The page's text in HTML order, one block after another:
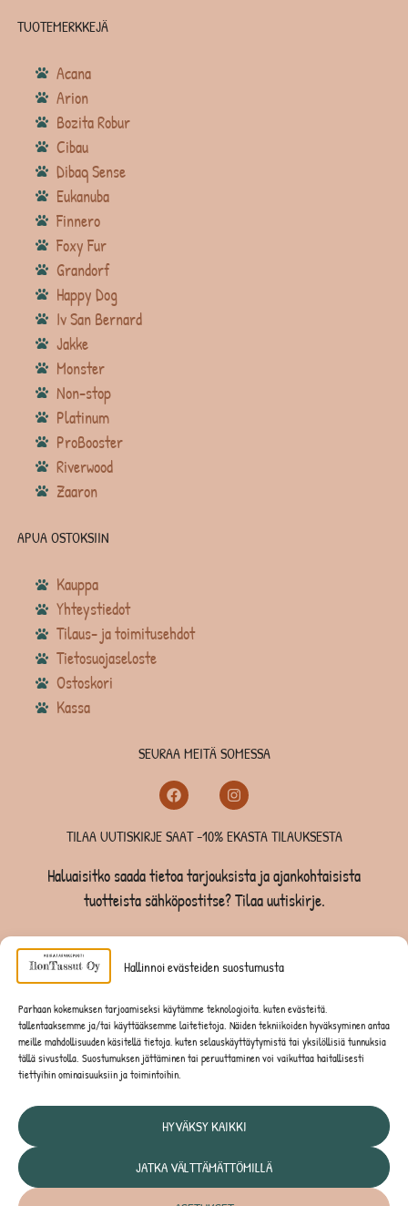
Hallinnoi evästeiden suostumusta
Parhaan kokemuksen tarjoamiseksi käytämme teknologioita, kuten evästeitä,
tallentaaksemme ja/tai käyttääksemme laitetietoja. Näiden tekniikoiden hyväksyminen antaa
meille mahdollisuuden käsitellä tietoja, kuten selauskäyttäytymistä tai yksilöllisiä tunnuksia
tällä sivustolla. Suostumuksen jättäminen tai peruuttaminen voi vaikuttaa haitallisesti
tiettyihin ominaisuuksiin ja toimintoihin.
HYVÄKSY KAIKKI
JATKA VÄLTTÄMÄTTÖMILLÄ
TUOTEMERKKEJÄ
Acana
Arion
Bozita Robur
Cibau
Dibaq Sense
Eukanuba
Finnero
Foxy Fur
Grandorf
Happy Dog
Iv San Bernard
Jakke
Monster
Non-stop
Platinum
ProBooster
Riverwood
Zaaron
APUA OSTOKSIIN
Kauppa
Yhteystiedot
Tilaus- ja toimitusehdot
Tietosuojaseloste
Ostoskori
Kassa
SEURAA MEITÄ SOMESSA
TILAA UUTISKIRJE SAAT -10% EKASTA TILAUKSESTA
Haluaisitko saada tietoa tarjouksista ja ajankohtaisista
tuotteista sähköpostitse? Tilaa uutiskirje.
TILAA UUTISKIRJE -SAAT -10% EKASTA TILAUKSESTA
KISSOILLE
JYRSIJÖILLE